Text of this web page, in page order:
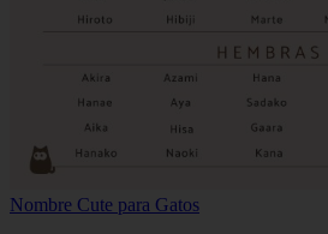
Nombre Cute para Gatos